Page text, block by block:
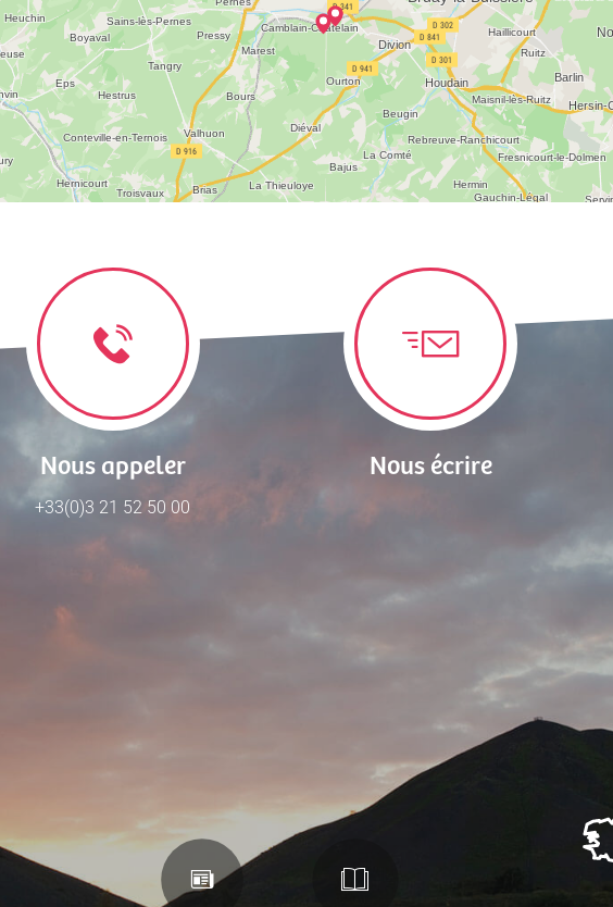
Nous appeler
+33(0)3 21 52 50 00
Nous écrire